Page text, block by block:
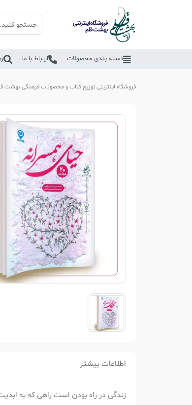
دسته بندی محصولات ارتباط با ما
فروشگاه اینترنتی توزیع کتاب و محصولات فرهنگی بهشت
اطلاعات بیشتر
زندگی در راه بودن است راهی که به